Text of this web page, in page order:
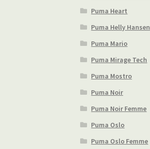
Puma Heart
Puma Helly Hansen
Puma Mario
Puma Mirage Tech
Puma Mostro
Puma Noir
Puma Noir Femme
Puma Oslo
Puma Oslo Femme